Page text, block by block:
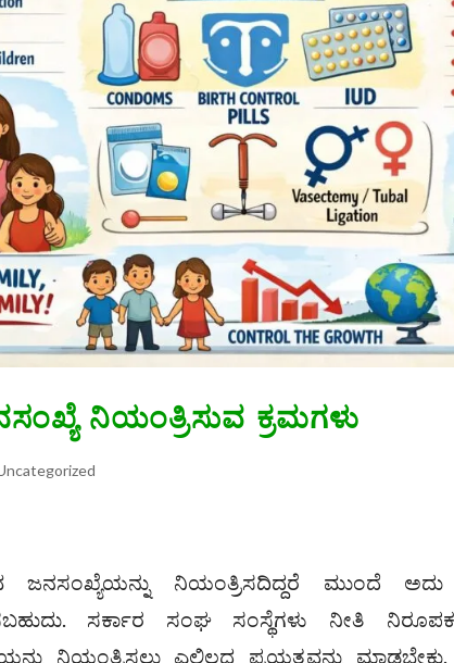
ನಿಯಂತ್ರಿಸುವ ಕ್ರಮಗಳು
ಜನಸಂಖ್ಯೆಯನ್ನು ನಿಯಂತ್ರಿಸದಿದ್ದರೆ ಮುಂದೆ
ಸರ್ಕಾರ ಸಂಘ ಸಂಸ್ಥೆಗಳು ನೀತಿ
ನಿಯಂತ್ರಿಸಲು ಎಲ್ಲಿಲ್ಲದ ಪ್ರಯತ್ನವನ್ನು